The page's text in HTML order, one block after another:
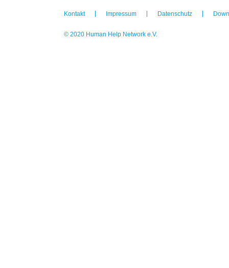
Kontakt Impressum Datenschutz
© 2020 Human Help Network e.V.